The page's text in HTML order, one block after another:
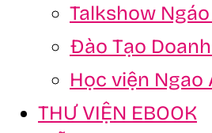
Talkshow
Đào Tạo
Học viện Ngao
THƯ VIỆN EBOOK